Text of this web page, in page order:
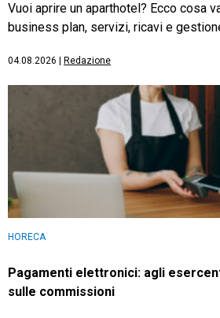
Vuoi aprire un aparthotel? Ecco cosa
business plan, servizi, ricavi e
04.08.2026 Redazione
HORECA
Pagamenti elettronici: agli
sulle commissioni